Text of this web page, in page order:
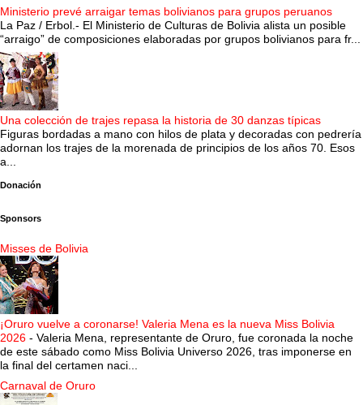
Ministerio prevé arraigar temas bolivianos para grupos peruanos
La Paz / Erbol.- El Ministerio de Culturas de Bolivia alista un posible
“arraigo” de composiciones elaboradas por grupos bolivianos para fr...
Una colección de trajes repasa la historia de 30 danzas típicas
Figuras bordadas a mano con hilos de plata y decoradas con pedrería
adornan los trajes de la morenada de principios de los años 70. Esos
a...
Donación
Sponsors
Misses de Bolivia
¡Oruro vuelve a coronarse! Valeria Mena es la nueva Miss Bolivia
2026 - Valeria Mena, representante de Oruro, fue coronada la noche
de este sábado como Miss Bolivia Universo 2026, tras imponerse en
la final del certamen naci...
Carnaval de Oruro